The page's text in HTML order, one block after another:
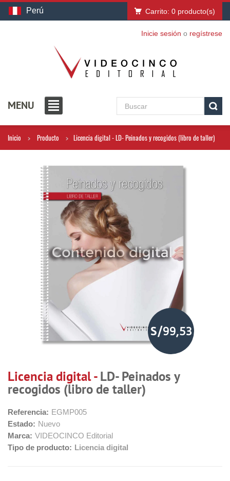
Perú Carrito: 0 producto(s)
Inicie sesión o regístrese
MENU
Inicio Producto Licencia digital - LD- Peinados y recogidos (libro de taller)
S/99,53
Licencia digital -LD- Peinados y
recogidos (libro de taller)
Referencia: EGMP005
Estado: Nuevo
Marca: VIDEOCINCO Editorial
Tipo de producto: Licencia digital